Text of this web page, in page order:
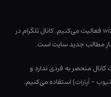
فعالیت می‌کنیم. کانال تلگرام در
مطالب جدید سایت است.
کانال منحصر به فردی ندارد و
–آپارات) استفاده می‌کنیم.